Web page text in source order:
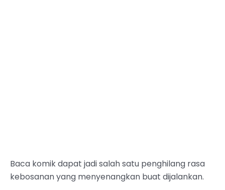
Baca komik dapat jadi salah satu penghilang rasa
kebosanan yang menyenangkan buat dijalankan.